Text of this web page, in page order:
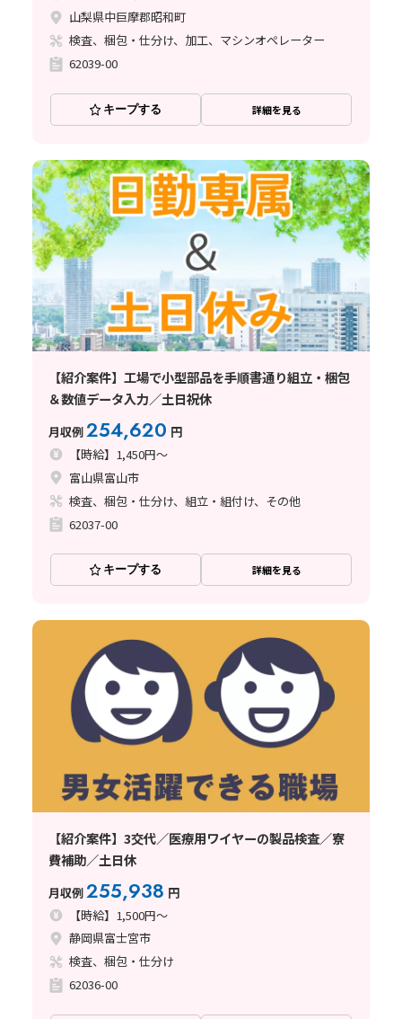
山梨県中巨摩郡昭和町
検査、梱包・仕分け、加工、マシンオペレーター
62039-00
キープする 詳細を見る
【紹介案件】工場で小型部品を手順書通り組立・梱包
＆数値データ入力／土日祝休
月収例254,620 円
【時給】1,450円～
富山県富山市
検査、梱包・仕分け、組立・組付け、その他
62037-00
キープする 詳細を見る
【紹介案件】3交代／医療用ワイヤーの製品検査／寮
費補助／土日休
月収例255,938 円
【時給】1,500円～
静岡県富士宮市
検査、梱包・仕分け
62036-00